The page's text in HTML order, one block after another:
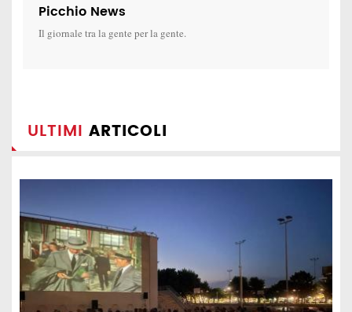
Picchio News
Il giornale tra la gente per la gente.
ULTIMI ARTICOLI